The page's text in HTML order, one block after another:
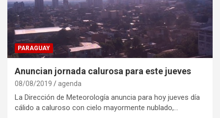
PARAGUAY
Anuncian jornada calurosa para este jueves
08/08/2019 agenda
La Dirección de Meteorología anuncia para hoy jueves día
cálido a caluroso con cielo mayormente nublado,…